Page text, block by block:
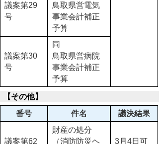
議案第29
号
鳥取県営電気
事業会計補正
予算
議案第30
号
同
鳥取県営病院
事業会計補正
予算
【その他】
番号 件名 議決結果
議案第62
財産の処分
（消防防災ヘ
3月4日可